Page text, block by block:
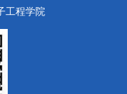
工程学院